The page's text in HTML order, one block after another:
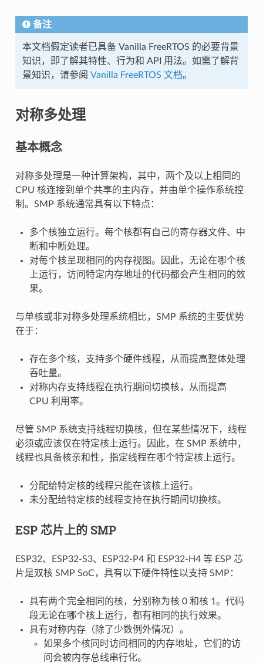
备注
本文档假定读者已具备 Vanilla FreeRTOS 的必要背景
知识，即了解其特性、行为和 API 用法。如需了解背
景知识，请参阅 Vanilla FreeRTOS 文档。
对称多处理
基本概念
对称多处理是一种计算架构，其中，两个及以上相同的
CPU 核连接到单个共享的主内存，并由单个操作系统控
制。SMP 系统通常具有以下特点：
多个核独立运行。每个核都有自己的寄存器文件、中
断和中断处理。
对每个核呈现相同的内存视图。因此，无论在哪个核
上运行，访问特定内存地址的代码都会产生相同的效
果。
与单核或非对称多处理系统相比，SMP 系统的主要优势
在于：
存在多个核，支持多个硬件线程，从而提高整体处理
吞吐量。
对称内存支持线程在执行期间切换核，从而提高
CPU 利用率。
尽管 SMP 系统支持线程切换核，但在某些情况下，线程
必须或应该仅在特定核上运行。因此，在 SMP 系统中，
线程也具备核亲和性，指定线程在哪个特定核上运行。
分配给特定核的线程只能在该核上运行。
未分配给特定核的线程支持在执行期间切换核。
ESP 芯片上的 SMP
ESP32、ESP32-S3、ESP32-P4 和 ESP32-H4 等 ESP 芯
片是双核 SMP SoC，具有以下硬件特性以支持 SMP：
具有两个完全相同的核，分别称为核 0 和核 1。代码
段无论在哪个核上运行，都有相同的执行效果。
具有对称内存（除了少数例外情况）。
如果多个核同时访问相同的内存地址，它们的访
问会被内存总线串行化。